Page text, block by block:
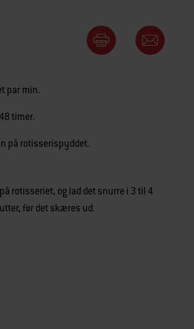
par min.
timer.
på rotisserispyddet.
rotisseriet, og lad det snurre i 3 til 4
før det skæres ud.